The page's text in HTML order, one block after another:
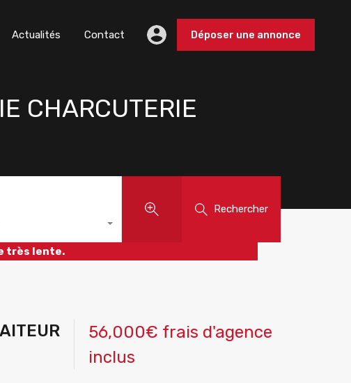
Actualités Contact Déposer une annonce
CHARCUTERIE
Rechercher
très lente.
56,000€ frais d'agence
inclus